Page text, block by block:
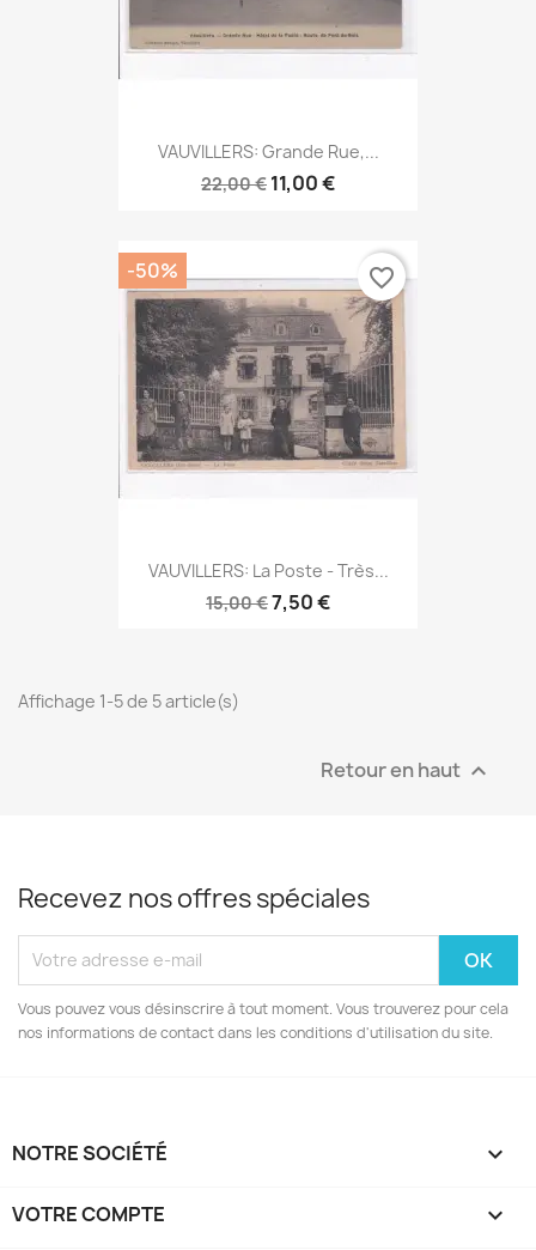
VAUVILLERS: Grande Rue,...
22,00 € 11,00 €
VAUVILLERS: La Poste - Très...
15,00 €7,50 €
-50% favorite_border
Affichage 1-5 de 5 article(s)
Retour en haut 
Recevez nos offres spéciales
Vous pouvez vous désinscrire à tout moment. Vous trouverez pour cela
nos informations de contact dans les conditions d'utilisation du site.
NOTRE SOCIÉTÉ 
VOTRE COMPTE 